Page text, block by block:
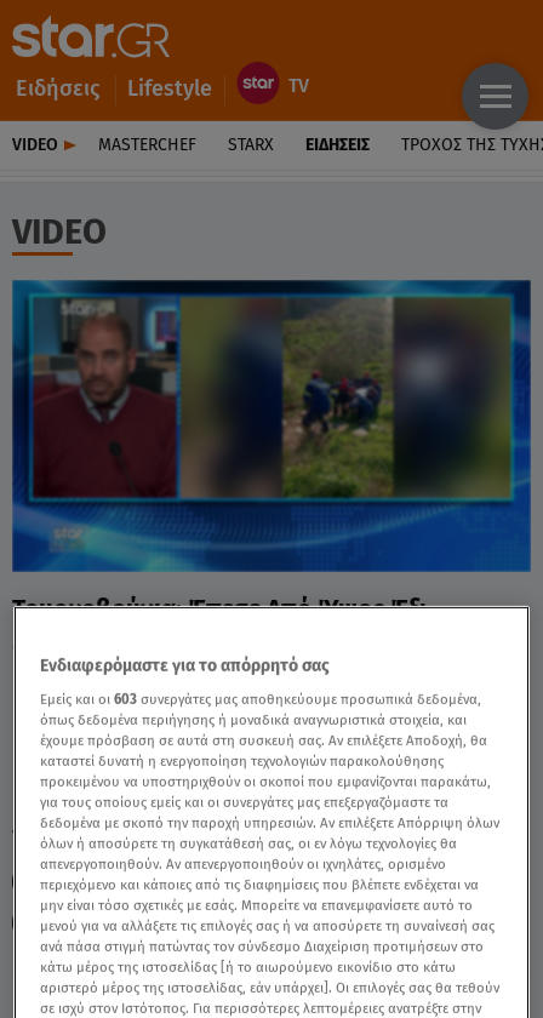
Ειδήσεις Lifestyle
VIDEO MASTERCHEF STARX ΕΙΔΉΣΕΙΣ ΤΡΟΧΌΣ ΤΗΣ
VIDEO
Κυριακή 9 Αυγούστου 2026
Τουρκοβούνια: Έπεσε Από Ύψος Έξι
Μέτρων Ενώ Πετούσε Χαρταετό - Video
TAGS: ΤΟΥΡΚΟΒΟΥΝΙΑ ΧΑΡΤΑΕΤΟΣ
ΠΕΤΑΓΜΑ ΧΑΡΤΑΕΤΟΥ
ΚΑΘΑΡΑ ΔΕΥΤΕΡΑ
ΔΕΛΤΙΟ ΕΙΔΗΣΕΩΝ STAR
ΑΤΥΧΗΜΑ
Ενδιαφερόμαστε για το απόρρητό σας
Εμείς και οι603 συνεργάτες μας αποθηκεύουμε προσωπικά δεδομένα,
όπως δεδομένα περιήγησης ή μοναδικά αναγνωριστικά στοιχεία, και
έχουμε πρόσβαση σε αυτά στη συσκευή σας. Αν επιλέξετε Αποδοχή, θα
καταστεί δυνατή η ενεργοποίηση τεχνολογιών παρακολούθησης
προκειμένου να υποστηριχθούν οι σκοποί που εμφανίζονται παρακάτω,
για τους οποίους εμείς και οι συνεργάτες μας επεξεργαζόμαστε τα
δεδομένα με σκοπό την παροχή υπηρεσιών. Αν επιλέξετε Απόρριψη όλων
όλων ή αποσύρετε τη συγκατάθεσή σας, οι εν λόγω τεχνολογίες θα
απενεργοποιηθούν. Αν απενεργοποιηθούν οι ιχνηλάτες, ορισμένο
περιεχόμενο και κάποιες από τις διαφημίσεις που βλέπετε ενδέχεται να
μην είναι τόσο σχετικές με εσάς. Μπορείτε να επανεμφανίσετε αυτό το
μενού για να αλλάξετε τις επιλογές σας ή να αποσύρετε τη συναίνεσή σας
ανά πάσα στιγμή πατώντας τον σύνδεσμο Διαχείριση προτιμήσεων στο
κάτω μέρος της ιστοσελίδας [ή το αιωρούμενο εικονίδιο στο κάτω
αριστερό μέρος της ιστοσελίδας, εάν υπάρχει]. Οι επιλογές σας θα τεθούν
σε ισχύ στον Ιστότοπος. Για περισσότερες λεπτομέρειες ανατρέξτε στην